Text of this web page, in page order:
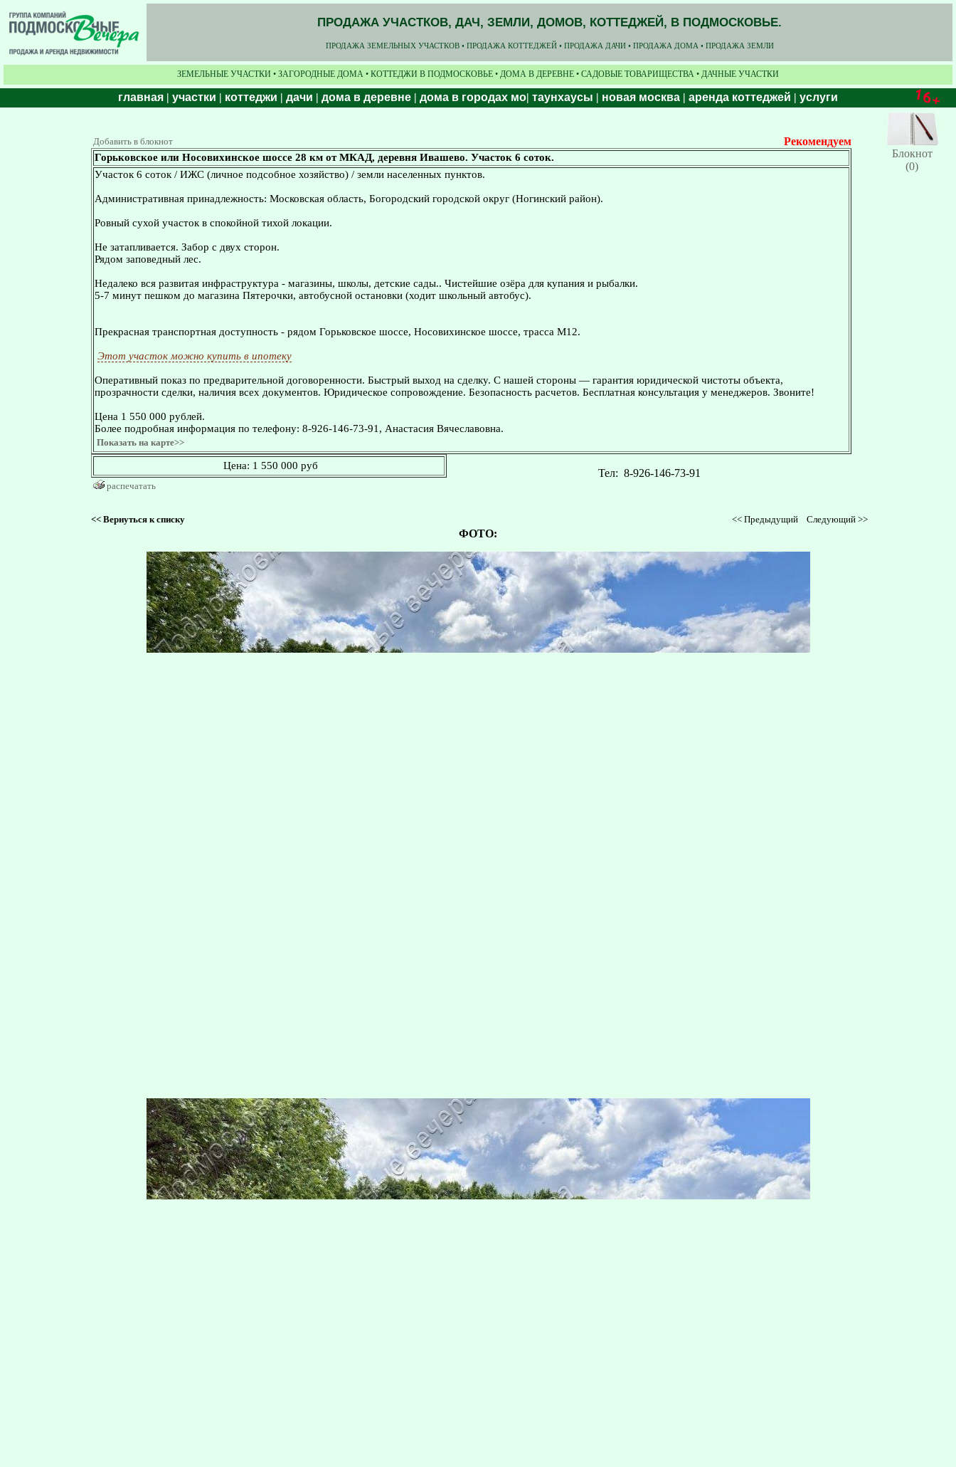
ПРОДАЖА УЧАСТКОВ, ДАЧ, ЗЕМЛИ, ДОМОВ, КОТТЕДЖЕЙ, В ПОДМОСКОВЬЕ.
ПРОДАЖА ЗЕМЕЛЬНЫХ УЧАСТКОВ • ПРОДАЖА КОТТЕДЖЕЙ • ПРОДАЖА ДАЧИ • ПРОДАЖА ДОМА • ПРОДАЖА ЗЕМЛИ
ЗЕМЕЛЬНЫЕ УЧАСТКИ • ЗАГОРОДНЫЕ ДОМА • КОТТЕДЖИ В ПОДМОСКОВЬЕ • ДОМА В ДЕРЕВНЕ • САДОВЫЕ ТОВАРИЩЕСТВА • ДАЧНЫЕ УЧАСТКИ
главная | участки | коттеджи | дачи | дома в деревне | дома в городах мо| таунхаусы | новая москва | аренда коттеджей | услуги
Добавить в блокнот Рекомендуем
Горьковское или Носовихинское шоссе 28 км от МКАД, деревня Ивашево. Участок 6 соток.
Участок 6 соток / ИЖС (личное подсобное хозяйство) / земли населенных пунктов.
Административная принадлежность: Московская область, Богородский городской округ (Ногинский район).
Ровный сухой участок в спокойной тихой локации.
Не затапливается. Забор с двух сторон.
Рядом заповедный лес.
Недалеко вся развитая инфраструктура - магазины, школы, детские сады.. Чистейшие озёра для купания и рыбалки.
5-7 минут пешком до магазина Пятерочки, автобусной остановки (ходит школьный автобус).
Прекрасная транспортная доступность - рядом Горьковское шоссе, Носовихинское шоссе, трасса М12.
Этот участок можно купить в ипотеку
Оперативный показ по предварительной договоренности. Быстрый выход на сделку. С нашей стороны — гарантия юридической чистоты объекта,
прозрачности сделки, наличия всех документов. Юридическое сопровождение. Безопасность расчетов. Бесплатная консультация у менеджеров. Звоните!
Цена 1 550 000 рублей.
Более подробная информация по телефону: 8-926-146-73-91, Анастасия Вячеславовна.
Показать на карте>>
Цена: 1 550 000 руб
распечатать
Тел: 8-926-146-73-91
Блокнот
(0)
<< Вернуться к списку << Предыдущий Следующий >>
ФОТО: